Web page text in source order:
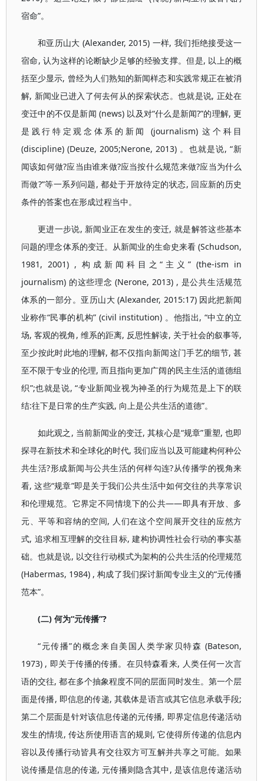
宿命”。
和亚历山大 (Alexander, 2015) 一样, 我们拒绝接受这一
宿命, 认为这样的论断缺少足够的经验支撑。但是, 以上的概
括至少显示, 曾经为人们熟知的新闻样态和实践常规正在被消
解, 新闻业已进入了何去何从的探索状态。也就是说, 正处在
变迁中的不仅是新闻 (news) 以及对“什么是新闻?”的理解, 更
是践行特定观念体系的新闻 (journalism) 这个科目
(discipline) (Deuze, 2005;Nerone, 2013) 。也就是说, “新
闻该如何做?应当由谁来做?应当按什么规范来做?应当为什么
而做?”等一系列问题, 都处于开放待定的状态, 回应新的历史
条件的答案也在形成过程当中。
更进一步说, 新闻业正在发生的变迁, 就是解答这些基本
问题的理念体系的变迁。从新闻业的生命史来看 (Schudson,
1981, 2001) , 构成新闻科目之“主义” (the-ism in
journalism) 的这些理念 (Nerone, 2013) , 是公共生活规范
体系的一部分。亚历山大 (Alexander, 2015:17) 因此把新闻
业称作“民事的机构” (civil institution) 。他指出, “中立的立
场, 客观的视角, 维系的距离, 反思性解读, 关于社会的叙事等,
至少按此时此地的理解, 都不仅指向新闻这门手艺的细节, 甚
至不限于专业的伦理, 而且指向更加广阔的民主生活的道德组
织”;也就是说, “专业新闻业视为神圣的行为规范是上下的联
结:往下是日常的生产实践, 向上是公共生活的道德”。
如此观之, 当前新闻业的变迁, 其核心是“规章”重塑, 也即
探寻在新技术和全球化的时代, 我们应当以及可能建构何种公
共生活?形成新闻与公共生活的何样勾连?从传播学的视角来
看, 这些“规章”即是关于我们公共生活中如何交往的共享常识
和伦理规范。它界定不同情境下的公共——即具有开放、多
元、平等和容纳的空间, 人们在这个空间展开交往的应然方
式, 追求相互理解的交往目标, 建构协调性社会行动的事实基
础。也就是说, 以交往行动模式为架构的公共生活的伦理规范
(Habermas, 1984) , 构成了我们探讨新闻专业主义的“元传播
范本”。
(二) 何为“元传播”?
“元传播”的概念来自美国人类学家贝特森 (Bateson,
1973) , 即关于传播的传播。在贝特森看来, 人类任何一次言
语的交往, 都在多个抽象程度不同的层面同时发生。第一个层
面是传播, 即信息的传递, 其载体是语言或其它信息承载手段;
第二个层面是针对该信息传递的元传播, 即界定信息传递活动
发生的情境, 传达所使用语言的规则, 它使得所传递的信息内
容以及传播行动皆具有交往双方可互解并共享之可能。如果
说传播是信息的传递, 元传播则隐含其中, 是该信息传递活动